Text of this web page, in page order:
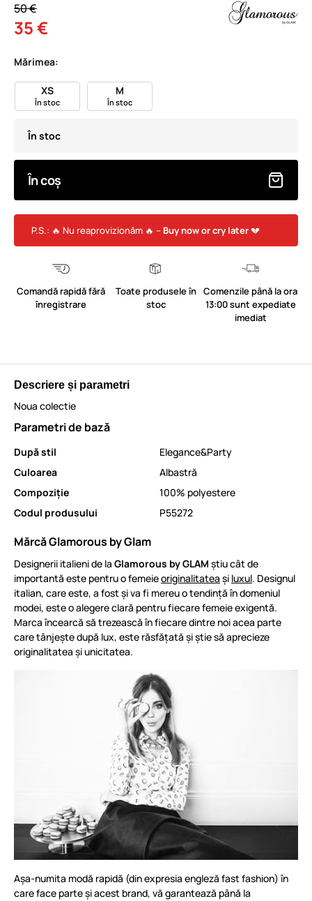
50 €
35 €
Mărimea:
XS
În stoc
M
În stoc
În stoc
În coș
P.S.: 🔥 Nu reaprovizionăm 🔥 – Buy now or cry later💔
Comandă rapidă fără
înregistrare
Toate produsele în
stoc
Comenzile până la ora
13:00 sunt expediate
imediat
Descriere și parametri
Noua colectie
Parametri de bază
După stil
Elegance&Party
Culoarea
Albastră
Compoziție
100% polyestere
Codul produsului
P55272
Mărcă Glamorous by Glam
Designerii italieni de la Glamorous by GLAM știu cât de
importantă este pentru o femeieoriginalitatea și luxul. Designul
italian, care este, a fost și va fi mereu o tendință în domeniul
modei, este o alegere clară pentru fiecare femeie exigentă.
Marca încearcă să trezească în fiecare dintre noi acea parte
care tânjește după lux, este răsfățată și știe să aprecieze
originalitatea și unicitatea.
Așa-numita modă rapidă (din expresia engleză fast fashion) în
care face parte și acest brand, vă garantează până la